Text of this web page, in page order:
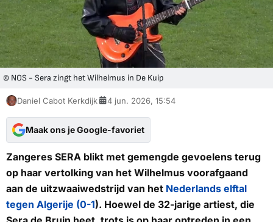
© NOS - Sera zingt het Wilhelmus in De Kuip
Daniel Cabot Kerkdijk 4 jun. 2026, 15:54
Maak ons je Google-favoriet
Zangeres SERA blikt met gemengde gevoelens terug
op haar vertolking van het Wilhelmus voorafgaand
aan de uitzwaaiwedstrijd van het Nederlands elftal
tegen Algerije (0-1). Hoewel de 32-jarige artiest, die